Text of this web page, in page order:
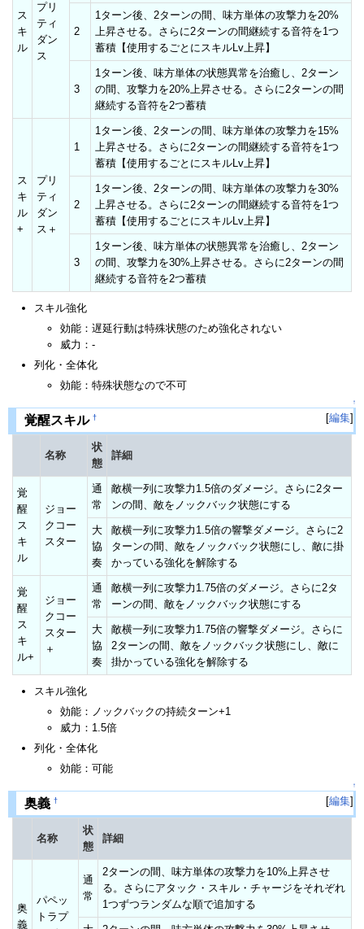
ス
キ
ル
プリ
ティ
ダン
ス
2
1ターン後、2ターンの間、味方単体の攻撃力を20%
上昇させる。さらに2ターンの間継続する音符を1つ
蓄積【使用するごとにスキルLv上昇】
3
1ターン後、味方単体の状態異常を治癒し、2ターン
の間、攻撃力を20%上昇させる。さらに2ターンの間
継続する音符を2つ蓄積
ス
キ
ル
+
プリ
ティ
ダン
ス＋
1
1ターン後、2ターンの間、味方単体の攻撃力を15%
上昇させる。さらに2ターンの間継続する音符を1つ
蓄積【使用するごとにスキルLv上昇】
2
1ターン後、2ターンの間、味方単体の攻撃力を30%
上昇させる。さらに2ターンの間継続する音符を1つ
蓄積【使用するごとにスキルLv上昇】
3
1ターン後、味方単体の状態異常を治癒し、2ターン
の間、攻撃力を30%上昇させる。さらに2ターンの間
継続する音符を2つ蓄積
スキル強化
効能：遅延行動は特殊状態のため強化されない
威力：-
列化・全体化
効能：特殊状態なので不可
↑
覚醒スキル † [編集]
名称
状
態
詳細
覚
醒
ス
キ
ル
ジョー
クコー
スター
通
常
敵横一列に攻撃力1.5倍のダメージ。さらに2ター
ンの間、敵をノックバック状態にする
大
協
奏
敵横一列に攻撃力1.5倍の響撃ダメージ。さらに2
ターンの間、敵をノックバック状態にし、敵に掛
かっている強化を解除する
覚
醒
ス
キ
ル+
ジョー
クコー
スター
＋
通
常
敵横一列に攻撃力1.75倍のダメージ。さらに2タ
ーンの間、敵をノックバック状態にする
大
協
奏
敵横一列に攻撃力1.75倍の響撃ダメージ。さらに
2ターンの間、敵をノックバック状態にし、敵に
掛かっている強化を解除する
スキル強化
効能：ノックバックの持続ターン+1
威力：1.5倍
列化・全体化
効能：可能
↑
奥義 † [編集]
名称
状
態
詳細
奥
義
パペッ
トラプ
通
常
2ターンの間、味方単体の攻撃力を10%上昇させ
る。さらにアタック・スキル・チャージをそれぞれ
1つずつランダムな順で追加する